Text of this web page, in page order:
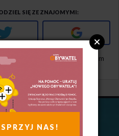
SIĘ ZE ZNAJOMYMI
Twitter Google+
dostęp do pełnego archiwum
NAS!